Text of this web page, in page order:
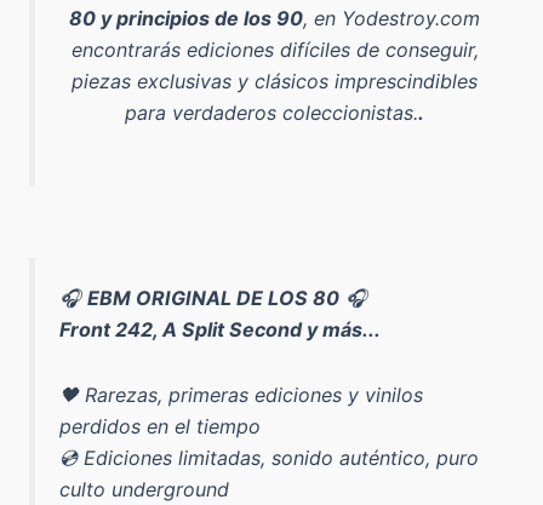
80 y principios de los 90, en Yodestroy.com
encontrarás ediciones difíciles de conseguir,
piezas exclusivas y clásicos imprescindibles
para verdaderos coleccionistas..
🎧EBM ORIGINAL DE LOS 80 🎧
Front 242, A Split Second y más...
🖤 Rarezas, primeras ediciones y vinilos
perdidos en el tiempo
💿 Ediciones limitadas, sonido auténtico, puro
culto underground